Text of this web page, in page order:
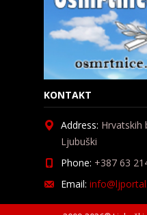
KONTAKT
Address: Hrvatskih
Ljubuški
Phone: +387 63
Email: